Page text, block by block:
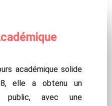
académique solide
elle a obtenu un
avec une